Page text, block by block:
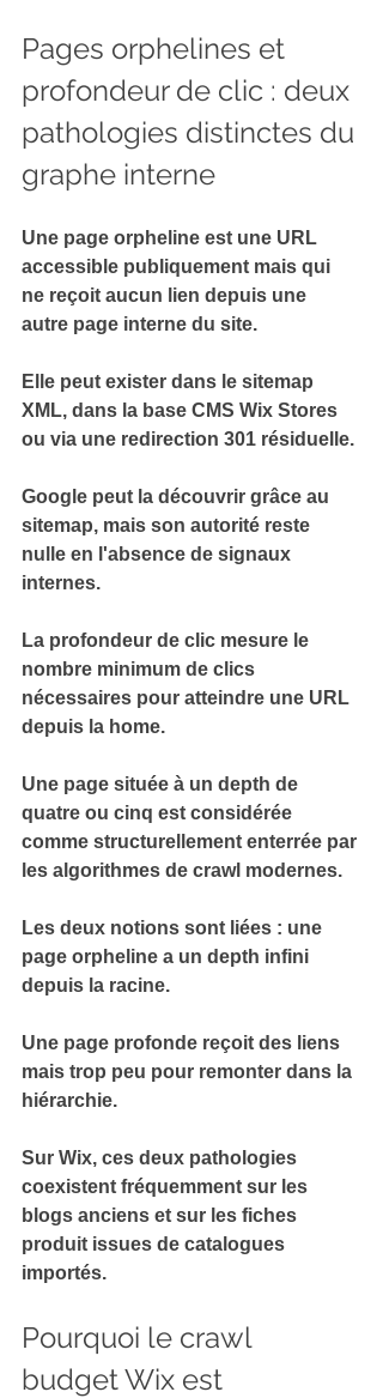
Pages orphelines et
profondeur de clic : deux
pathologies distinctes du
graphe interne
Une page orpheline est une URL
accessible publiquement mais qui
ne reçoit aucun lien depuis une
autre page interne du site.
Elle peut exister dans le sitemap
XML, dans la base CMS Wix Stores
ou via une redirection 301 résiduelle.
Google peut la découvrir grâce au
sitemap, mais son autorité reste
nulle en l'absence de signaux
internes.
La profondeur de clic mesure le
nombre minimum de clics
nécessaires pour atteindre une URL
depuis la home.
Une page située à un depth de
quatre ou cinq est considérée
comme structurellement enterrée par
les algorithmes de crawl modernes.
Les deux notions sont liées : une
page orpheline a un depth infini
depuis la racine.
Une page profonde reçoit des liens
mais trop peu pour remonter dans la
hiérarchie.
Sur Wix, ces deux pathologies
coexistent fréquemment sur les
blogs anciens et sur les fiches
produit issues de catalogues
importés.
Pourquoi le crawl
budget Wix est